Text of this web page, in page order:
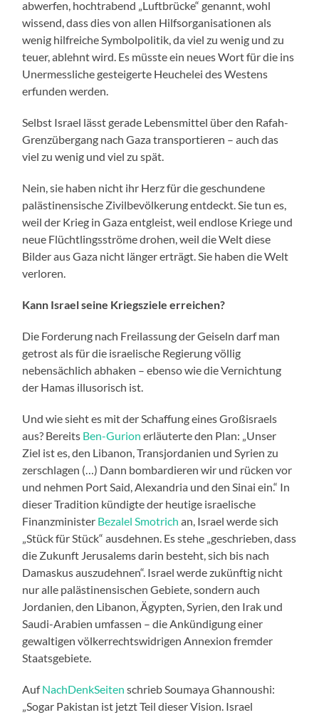
abwerfen, hochtrabend „Luftbrücke“ genannt, wohl
wissend, dass dies von allen Hilfsorganisationen als
wenig hilfreiche Symbolpolitik, da viel zu wenig und zu
teuer, ablehnt wird. Es müsste ein neues Wort für die ins
Unermessliche gesteigerte Heuchelei des Westens
erfunden werden.
Selbst Israel lässt gerade Lebensmittel über den Rafah-
Grenzübergang nach Gaza transportieren – auch das
viel zu wenig und viel zu spät.
Nein, sie haben nicht ihr Herz für die geschundene
palästinensische Zivilbevölkerung entdeckt. Sie tun es,
weil der Krieg in Gaza entgleist, weil endlose Kriege und
neue Flüchtlingsströme drohen, weil die Welt diese
Bilder aus Gaza nicht länger erträgt. Sie haben die Welt
verloren.
Kann Israel seine Kriegsziele erreichen?
Die Forderung nach Freilassung der Geiseln darf man
getrost als für die israelische Regierung völlig
nebensächlich abhaken – ebenso wie die Vernichtung
der Hamas illusorisch ist.
Und wie sieht es mit der Schaffung eines Großisraels
aus? Bereits Ben-Gurion erläuterte den Plan: „Unser
Ziel ist es, den Libanon, Transjordanien und Syrien zu
zerschlagen (…) Dann bombardieren wir und rücken vor
und nehmen Port Said, Alexandria und den Sinai ein.“ In
dieser Tradition kündigte der heutige israelische
Finanzminister Bezalel Smotrich an, Israel werde sich
„Stück für Stück“ ausdehnen. Es stehe „geschrieben, dass
die Zukunft Jerusalems darin besteht, sich bis nach
Damaskus auszudehnen“. Israel werde zukünftig nicht
nur alle palästinensischen Gebiete, sondern auch
Jordanien, den Libanon, Ägypten, Syrien, den Irak und
Saudi-Arabien umfassen – die Ankündigung einer
gewaltigen völkerrechtswidrigen Annexion fremder
Staatsgebiete.
AufNachDenkSeiten schrieb Soumaya Ghannoushi:
„Sogar Pakistan ist jetzt Teil dieser Vision. Israel